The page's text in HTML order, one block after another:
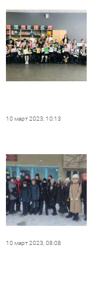
10 март 2023, 10:13
10 март 2023, 08:08